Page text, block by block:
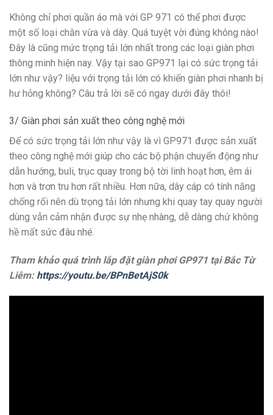
Không chỉ phơi quần áo mà với GP 971 có thể phơi được
một số loại chăn vừa và dày. Quá tuyệt vời đúng không nào!
Đây là cũng mức trọng tải lớn nhất trong các loại giàn phơi
thông minh hiện nay. Vậy tại sao GP971 lại có sức trọng tải
lớn như vậy? liệu với trọng tải lớn có khiến giàn phơi nhanh bị
hư hỏng không? Câu trả lời sẽ có ngay dưới đây thôi!
3/ Giàn phơi sản xuất theo công nghệ mới
Để có sức trọng tải lớn như vậy là vì GP971 được sản xuất
theo công nghệ mới giúp cho các bộ phận chuyển động như
dẫn hướng, buli, trục quay trong bộ tời linh hoạt hơn, êm ái
hơn và trơn tru hơn rất nhiều. Hơn nữa, dây cáp có tính năng
chống rối nên dù trọng tải lớn nhưng khi quay tay quay người
dùng vẫn cảm nhận được sự nhẹ nhàng, dễ dàng chứ không
hề mất sức đâu nhé.
Tham khảo quá trình lắp đặt giàn phơi GP971 tại Bắc Từ
Liêm: https://youtu.be/BPnBetAjS0k